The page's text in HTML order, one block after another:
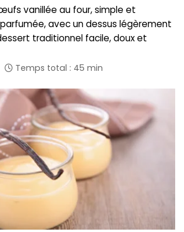
vanillée au four, simple et
avec un dessus légèrement
traditionnel facile, doux et
Temps total : 45 min